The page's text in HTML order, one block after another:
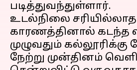
படித்துவந்துள்ளார்.
உடல்நிலை சரியில்லாத
காரணத்தினால் கடந்த
முழுவதும்
நேற்று முன்தினம்